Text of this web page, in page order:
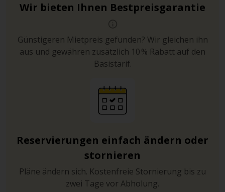
Wir bieten Ihnen Bestpreisgarantie
Günstigeren Mietpreis gefunden? Wir gleichen ihn
aus und gewähren zusätzlich 10 % Rabatt auf den
Basistarif.
Reservierungen einfach ändern oder
stornieren
Pläne ändern sich. Kostenfreie Stornierung bis zu
zwei Tage vor Abholung.